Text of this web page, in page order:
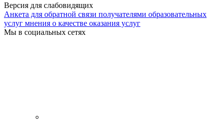
Версия для слабовидящих
Анкета для обратной связи получателями образовательных
услуг мнения о качестве оказания услуг
Мы в социальных сетях